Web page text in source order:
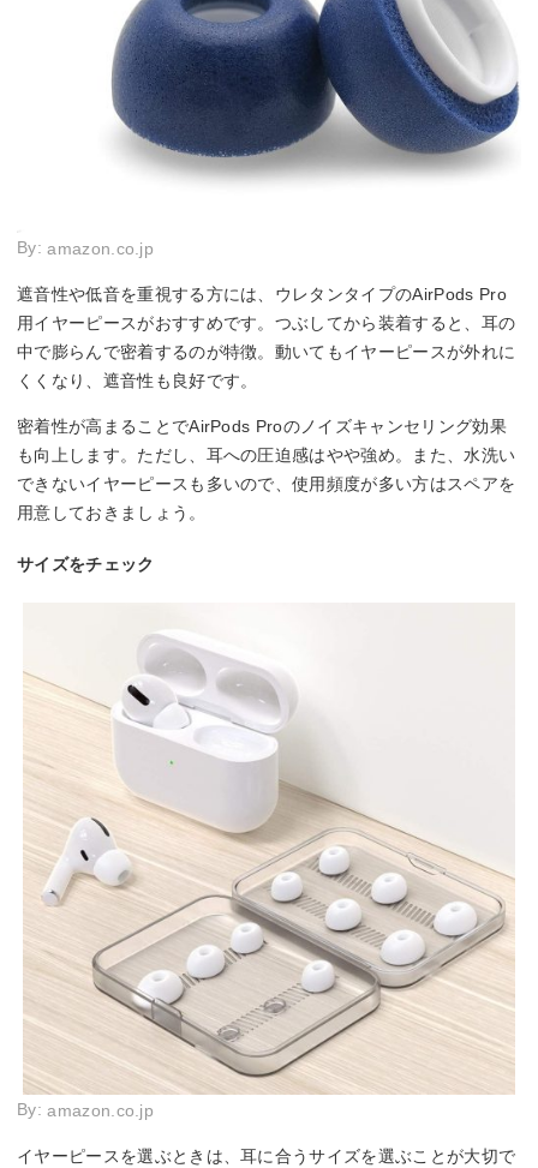
By:amazon.co.jp
遮音性や低音を重視する方には、ウレタンタイプのAirPods Pro
用イヤーピースがおすすめです。つぶしてから装着すると、耳の
中で膨らんで密着するのが特徴。動いてもイヤーピースが外れに
くくなり、遮音性も良好です。
密着性が高まることでAirPods Proのノイズキャンセリング効果
も向上します。ただし、耳への圧迫感はやや強め。また、水洗い
できないイヤーピースも多いので、使用頻度が多い方はスペアを
用意しておきましょう。
サイズをチェック
By:amazon.co.jp
イヤーピースを選ぶときは、耳に合うサイズを選ぶことが大切で